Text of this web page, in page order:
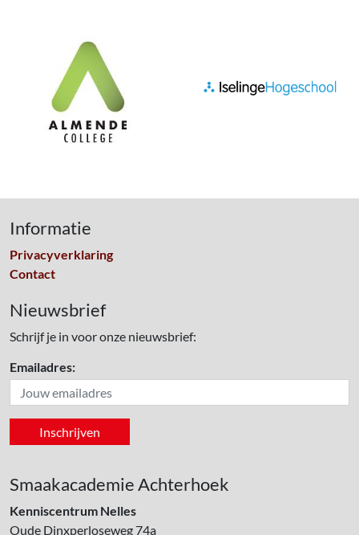
Informatie
Privacyverklaring
Contact
Nieuwsbrief
Schrijf je in voor onze nieuwsbrief:
Emailadres:
Smaakacademie Achterhoek
Kenniscentrum Nelles
Oude Dinxperloseweg 74a